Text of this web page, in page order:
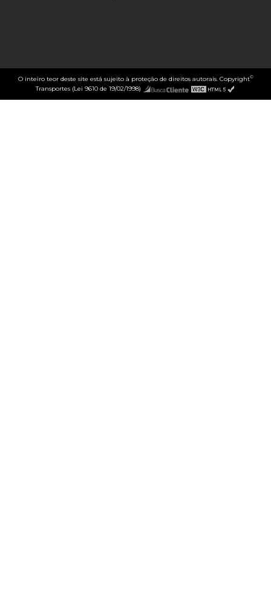
O inteiro teor deste site está sujeito à proteção de direitos autorais. Copyright©
Transportes (Lei 9610 de 19/02/1998)